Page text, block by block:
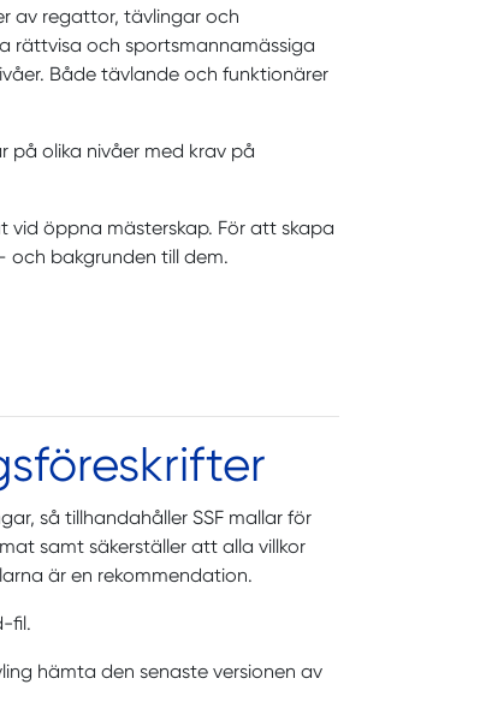
av regattor, tävlingar och
rättvisa och sportsmannamässiga
Både tävlande och funktionärer
på olika nivåer med krav på
vid öppna mästerskap. För att skapa
och bakgrunden till dem.
så tillhandahåller SSF mallar för
samt säkerställer att alla villkor
är en rekommendation.
fil.
hämta den senaste versionen av